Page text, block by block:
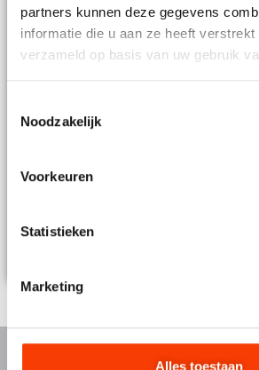
partners kunnen deze gegevens
informatie die u aan ze heeft verstrekt
verzameld op basis van uw gebruik
Noodzakelijk
Voorkeuren
Statistieken
Marketing
Alles toestaan
Email
Vraag